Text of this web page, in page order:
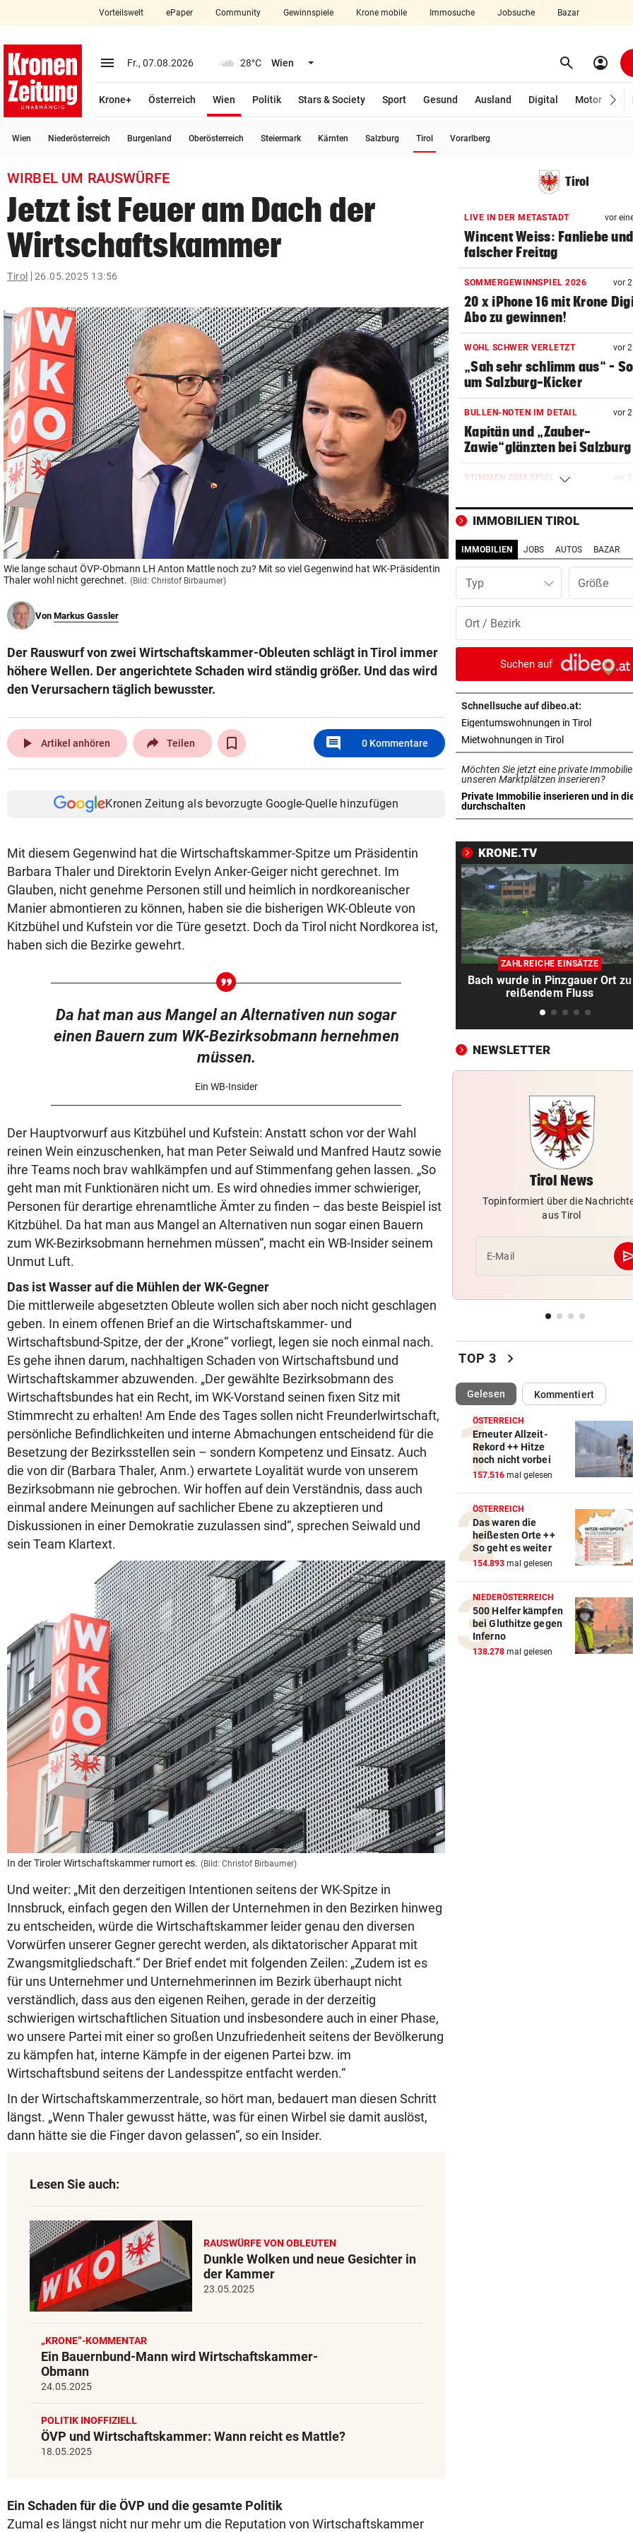
closeSchließen
account_circle Anmelden
arrow_right
search
Suchbegriff
eingeben
© Krone Multimedia GmbH & Co KG 2026
Muthgasse 2, 1190 Wien
Vorteilswelt ePaper Community Gewinnspiele Krone mobile Immosuche Jobsuche Bazar
menu Menü aufklappen
Fr., 07.08.2026 28°C Wien Menü aufklappen search Suchen
account_circle
Krone+ Österreich Wien
Politik
Stars & Society Sport Gesund Ausland Digital Motor
Wien Niederösterreich Burgenland Oberösterreich Steiermark Kärnten Salzburg Tirol Vorarlberg
WIRBEL UM RAUSWÜRFE
Jetzt ist Feuer am Dach der
Wirtschaftskammer
Tirol 26.05.2025 13:56
Wie lange schaut ÖVP-Obmann LH Anton Mattle noch zu? Mit so viel Gegenwind hat WK-Präsidentin
Thaler wohl nicht gerechnet. (Bild: Christof Birbaumer)
Von Markus Gassler
Der Rauswurf von zwei Wirtschaftskammer-Obleuten schlägt in Tirol immer
höhere Wellen. Der angerichtete Schaden wird ständig größer. Und das wird
den Verursachern täglich bewusster.
play_arrow Artikel anhören Teilen comment 0 Kommentare
Kronen Zeitung als bevorzugte Google-Quelle hinzufügen
Mit diesem Gegenwind hat die Wirtschaftskammer-Spitze um Präsidentin
Barbara Thaler und Direktorin Evelyn Anker-Geiger nicht gerechnet. Im
Glauben, nicht genehme Personen still und heimlich in nordkoreanischer
Manier abmontieren zu können, haben sie die bisherigen WK-Obleute von
Kitzbühel und Kufstein vor die Türe gesetzt. Doch da Tirol nicht Nordkorea ist,
haben sich die Bezirke gewehrt.
Da hat man aus Mangel an Alternativen nun sogar
einen Bauern zum WK-Bezirksobmann hernehmen
müssen.
Ein WB-Insider
Der Hauptvorwurf aus Kitzbühel und Kufstein: Anstatt schon vor der Wahl
reinen Wein einzuschenken, hat man Peter Seiwald und Manfred Hautz sowie
ihre Teams noch brav wahlkämpfen und auf Stimmenfang gehen lassen. „So
geht man mit Funktionären nicht um. Es wird ohnedies immer schwieriger,
Personen für derartige ehrenamtliche Ämter zu finden – das beste Beispiel ist
Kitzbühel. Da hat man aus Mangel an Alternativen nun sogar einen Bauern
zum WK-Bezirksobmann hernehmen müssen“, macht ein WB-Insider seinem
Unmut Luft.
Das ist Wasser auf die Mühlen der WK-Gegner
Die mittlerweile abgesetzten Obleute wollen sich aber noch nicht geschlagen
geben. In einem offenen Brief an die Wirtschaftskammer- und
Wirtschaftsbund-Spitze, der der „Krone“ vorliegt, legen sie noch einmal nach.
Es gehe ihnen darum, nachhaltigen Schaden von Wirtschaftsbund und
Wirtschaftskammer abzuwenden. „Der gewählte Bezirksobmann des
Wirtschaftsbundes hat ein Recht, im WK-Vorstand seinen fixen Sitz mit
Stimmrecht zu erhalten! Am Ende des Tages sollen nicht Freunderlwirtschaft,
persönliche Befindlichkeiten und interne Abmachungen entscheidend für die
Besetzung der Bezirksstellen sein – sondern Kompetenz und Einsatz. Auch
die von dir (Barbara Thaler, Anm.) erwartete Loyalität wurde von unserem
Bezirksobmann nie gebrochen. Wir hoffen auf dein Verständnis, dass auch
einmal andere Meinungen auf sachlicher Ebene zu akzeptieren und
Diskussionen in einer Demokratie zuzulassen sind“, sprechen Seiwald und
sein Team Klartext.
In der Tiroler Wirtschaftskammer rumort es. (Bild: Christof Birbaumer)
Und weiter: „Mit den derzeitigen Intentionen seitens der WK-Spitze in
Innsbruck, einfach gegen den Willen der Unternehmen in den Bezirken hinweg
zu entscheiden, würde die Wirtschaftskammer leider genau den diversen
Vorwürfen unserer Gegner gerecht werden, als diktatorischer Apparat mit
Zwangsmitgliedschaft.“ Der Brief endet mit folgenden Zeilen: „Zudem ist es
für uns Unternehmer und Unternehmerinnen im Bezirk überhaupt nicht
verständlich, dass aus den eigenen Reihen, gerade in der derzeitig
schwierigen wirtschaftlichen Situation und insbesondere auch in einer Phase,
wo unsere Partei mit einer so großen Unzufriedenheit seitens der Bevölkerung
zu kämpfen hat, interne Kämpfe in der eigenen Partei bzw. im
Wirtschaftsbund seitens der Landesspitze entfacht werden.“
In der Wirtschaftskammerzentrale, so hört man, bedauert man diesen Schritt
längst. „Wenn Thaler gewusst hätte, was für einen Wirbel sie damit auslöst,
dann hätte sie die Finger davon gelassen“, so ein Insider.
Lesen Sie auch:
RAUSWÜRFE VON OBLEUTEN
Dunkle Wolken und neue Gesichter in
der Kammer
23.05.2025
„KRONE“-KOMMENTAR
Ein Bauernbund-Mann wird Wirtschaftskammer-
Obmann
24.05.2025
POLITIK INOFFIZIELL
ÖVP und Wirtschaftskammer: Wann reicht es Mattle?
18.05.2025
Ein Schaden für die ÖVP und die gesamte Politik
Zumal es längst nicht nur mehr um die Reputation von Wirtschaftskammer
Tirol
LIVE IN DER METASTADT vor
Wincent Weiss: Fanliebe
falscher Freitag
SOMMERGEWINNSPIEL 2026 vor
20 x iPhone 16 mit Krone
Abo zu gewinnen!
WOHL SCHWER VERLETZT vor
„Sah sehr schlimm aus“ –
um Salzburg-Kicker
BULLEN-NOTEN IM DETAIL vor
Kapitän und „Zauber-
Zawie“glänzten bei Salzburg
STIMMEN ZUM SPIEL vor
uns besser!“
KUNDENDATEN BETROFFEN
Cyberangriff auf Wiener
Schmuckhändler Frey Wille
EUROPA-LEAGUE-QUALI vor
Joker Tabakovic führt
Last-Minute-Sieg
PALÄSTINENSER GETÖTET vor 3
Erste Anklage gegen Israeli
Gaza-Krieg
STIMMEN ZUM SPIEL
Sportboss Katzer: „Fahren
superhappy nach Hause“
ORKAN, KEIN STROM & CO vor 4
Skurrilitäten in der Red Bull
WASSERSPRINGEN vor
Knoll bei EM Achter vom
Lotfi auf Rang 12!
SCHON NÄCHSTE SAISON vor
F1-Boss verrät: Es wird mehr
Sprintrennen geben
FREISPRÜCHE REGEN AUF
Katzentöter-Anwalt: „Nie so
Hass begegnet“
über Waffenengpässe
CONFERENCE LEAGUE
Sieg! Austria stößt die Tür
Play-off weit auf
Irre! Salzburg – Pafos wegen
RADSPORT vor 5
Reusser vor Ventoux-Etappe
Vinicius Jr. verlängert bei
Madrid bis 2032
UKRAINISCHER ANGRIFF?
Vor Oman havarierter Tanker:
Ölkatastrophe droht
„VERSTEHE ICH NICHT“ vor
ÖFB-Kicker Wimmer packt
IMMOBILIEN TIROL
IMMOBILIEN JOBS AUTOS BAZAR
Typ
Suchen auf
Schnellsuche auf dibeo.at:
Eigentumswohnungen in Tirolin neuem
Mietwohnungen in Tirolin neuem Tab
Möchten Sie jetzt eine private
unseren Marktplätzen inserieren?
Private Immobilie inserieren und in
durchschalten
in neuem Tab öffnen
KRONE.TV
ZAHLREICHE EINSÄTZE
Bach wurde in Pinzgauer Ort zu
reißendem Fluss
NEWSLETTER
Tirol News
Topinformiert über die
aus Tirol
E-Mail
TOP 3 chevron_right
Gelesen(ausgewählt)Kommentiert
ÖSTERREICH
Erneuter Allzeit-
Rekord ++ Hitze
noch nicht vorbei
157.516 mal gelesen
ÖSTERREICH
Das waren die
heißesten Orte ++
So geht es weiter
154.893 mal gelesen
NIEDERÖSTERREICH
500 Helfer kämpfen
bei Gluthitze gegen
Inferno
138.278 mal gelesen